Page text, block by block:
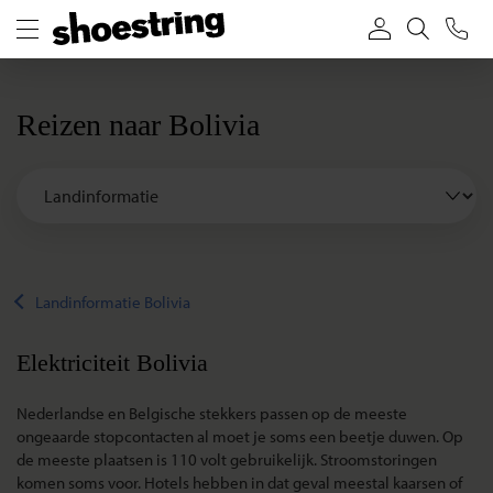
Reizen naar Bolivia
Landinformatie Bolivia
Elektriciteit Bolivia
Nederlandse en Belgische stekkers passen op de meeste
ongeaarde stopcontacten al moet je soms een beetje duwen. Op
de meeste plaatsen is 110 volt gebruikelijk. Stroomstoringen
komen soms voor. Hotels hebben in dat geval meestal kaarsen of